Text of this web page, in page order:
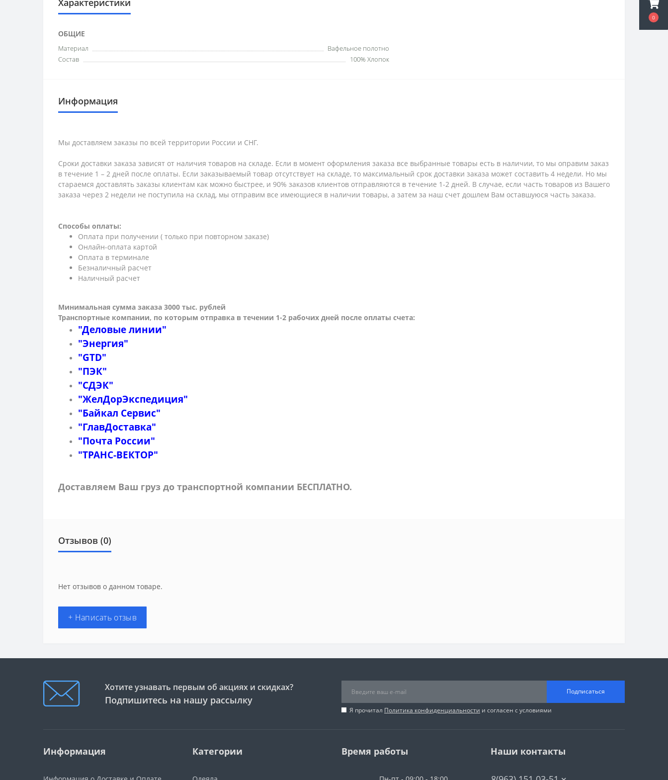
0
ОБЩИЕ
Материал
Вафельное полотно
Состав
100% Хлопок
Информация
Мы доставляем заказы по всей территории России и СНГ.
Сроки доставки заказа зависят от наличия товаров на складе. Если в момент оформления заказа все выбранные товары есть в наличии, то мы оправим заказ
в течение 1 – 2 дней после оплаты. Если заказываемый товар отсутствует на складе, то максимальный срок доставки заказа может составить 4 недели. Но мы
стараемся доставлять заказы клиентам как можно быстрее, и 90% заказов клиентов отправляются в течение 1-2 дней. В случае, если часть товаров из Вашего
заказа через 2 недели не поступила на склад, мы отправим все имеющиеся в наличии товары, а затем за наш счет дошлем Вам оставшуюся часть заказа.
Способы оплаты:
Оплата при получении ( только при повторном заказе)
Онлайн-оплата картой
Оплата в терминале
Безналичный расчет
Наличный расчет
Минимальная сумма заказа 3000 тыс. рублей
Транспортные компании, по которым отправка в течении 1-2 рабочих дней после оплаты счета:
"Деловые линии"
"Энергия"
"GTD"
"ПЭК"
"СДЭК"
"ЖелДорЭкспедиция"
"Байкал Сервис"
"ГлавДоставка"
"Почта России"
"ТРАНС-ВЕКТОР"
Доставляем Ваш груз до транспортной компании БЕСПЛАТНО.
Отзывов (0)
Нет отзывов о данном товаре.
+ Написать отзыв
Хотите узнавать первым об акциях и скидках?
Подпишитесь на нашу рассылку
Подписаться
Я прочитал Политика конфиденциальности и согласен с условиями
Информация Категории Время работы Наши контакты